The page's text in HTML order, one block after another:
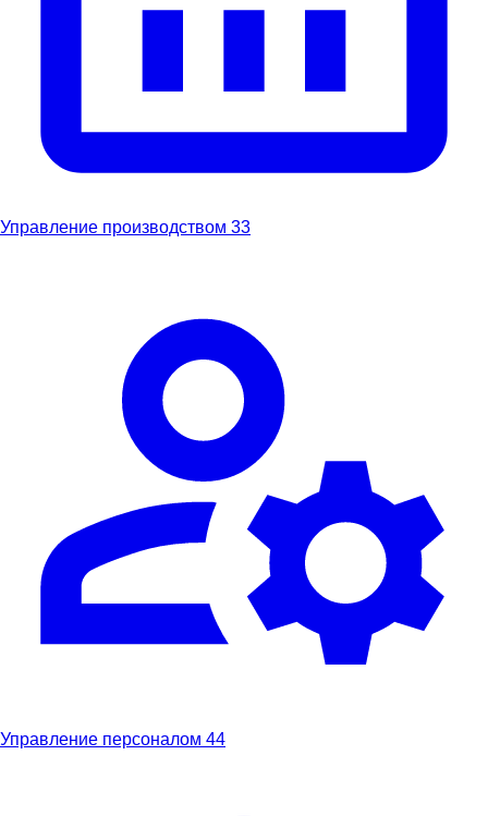
Управление производством 33
Управление персоналом 44